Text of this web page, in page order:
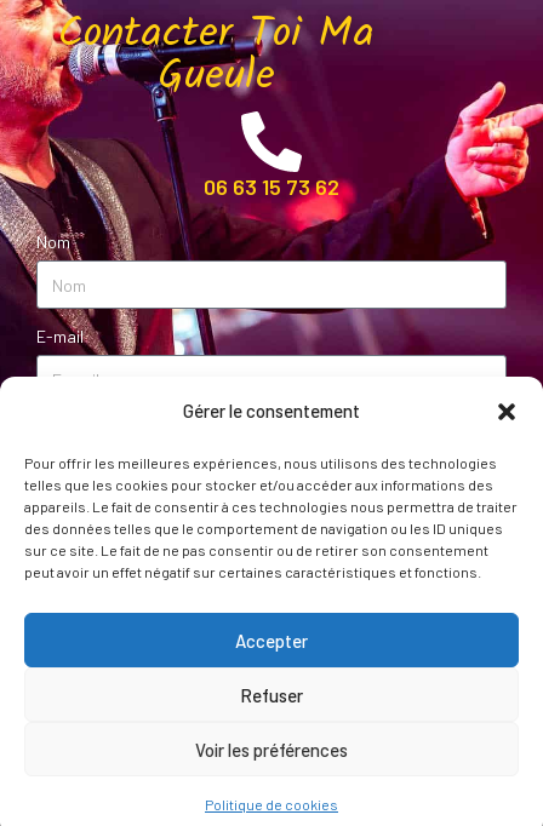
Gérer le consentement
Pour offrir les meilleures expériences, nous utilisons des technologies
telles que les cookies pour stocker et/ou accéder aux informations des
appareils. Le fait de consentir à ces technologies nous permettra de traiter
des données telles que le comportement de navigation ou les ID uniques
sur ce site. Le fait de ne pas consentir ou de retirer son consentement
peut avoir un effet négatif sur certaines caractéristiques et fonctions.
Accepter
Refuser
Voir les préférences
Politique de cookies
Contacter Toi Ma
Gueule
06 63 15 73 62
Nom
E-mail
Brieuc Mercière